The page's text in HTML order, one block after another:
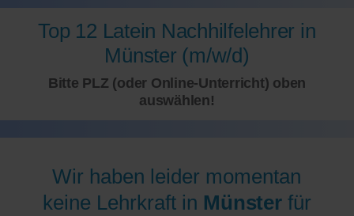
Top 12 Latein Nachhilfelehrer in
Münster (m/w/d)
Bitte PLZ (oder Online-Unterricht) oben
auswählen!
Wir haben leider momentan
keine Lehrkraft in Münsterfür